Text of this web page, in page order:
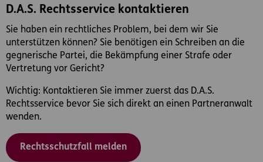
D.A.S. Rechtsservice kontaktieren
Sie haben ein rechtliches Problem, bei dem wir Sie
unterstützen können? Sie benötigen ein Schreiben an die
gegnerische Partei, die Bekämpfung einer Strafe oder
Vertretung vor Gericht?
Wichtig: Kontaktieren Sie immer zuerst das D.A.S.
Rechtsservice bevor Sie sich direkt an einen Partneranwalt
wenden.
Rechtsschutzfall melden